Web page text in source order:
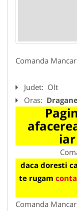
Comanda
Judet: Olt
Oras:
daca doresti
te rugam
Comanda